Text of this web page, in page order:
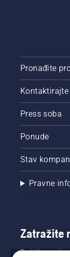
Pronađite
Kontaktirajte
Press soba
Ponude
Stav
Pravne
Zatražite
Dobijte